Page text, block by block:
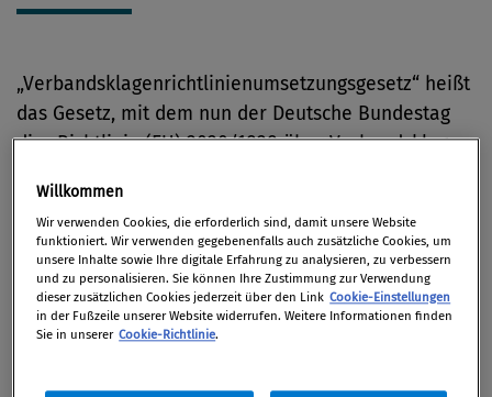
„Verbandsklagenrichtlinienumsetzungsgesetz“ heißt
das Gesetz, mit dem nun der Deutsche Bundestag
die „Richtlinie (EU) 2020/1828 über Verbandsklagen
Verbraucher“ in deutsches Recht umgesetzt hat. Das
Gesetz sieht vor, dass Ansprüche von Verbrauchern
gegen Unternehmen gebündelt geltend gemacht
und durchgesetzt werden können. Es soll die
Rechtsposition der Verbraucher stärken und die
Willkommen
Wir verwenden Cookies, die erforderlich sind, damit unsere Website
funktioniert. Wir verwenden gegebenenfalls auch zusätzliche Cookies, um
unsere Inhalte sowie Ihre digitale Erfahrung zu analysieren, zu verbessern
und zu personalisieren. Sie können Ihre Zustimmung zur Verwendung
dieser zusätzlichen Cookies jederzeit über den Link Cookie-Einstellungen
in der Fußzeile unserer Website widerrufen. Weitere Informationen finden
Sie in unserer Cookie-Richtlinie.